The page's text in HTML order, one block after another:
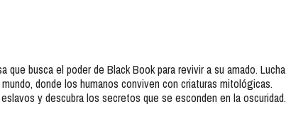
busca el poder de Black Book para revivir a su amado. Lucha
donde los humanos conviven con criaturas mitológicas.
y descubra los secretos que se esconden en la oscuridad.